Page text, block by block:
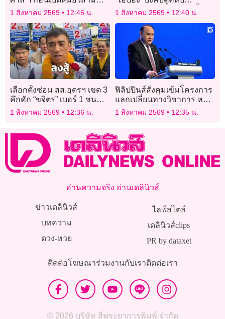
ถก พ.ร.ก.กู้เงิน 4 แสนล้าน
1 สิงหาคม 2569 12:46 น.
ฆาตกรรม-ขุดหลุมขู่ฝังทั้ง
1 สิงหาคม 2569 12:40 น.
เลือกตั้งซ่อม สส.อุดรฯ เขต 3
คึกคัก “ขจิตร” เบอร์ 1 ชน
“ลูกเขยหรั่ง” ภูมิใจไทย เบอร์
1 สิงหาคม 2569 12:36 น.
ฟิลิปปินส์สั่งคุมเข้มโครงการ
แลกเปลี่ยนทางวิชาการ หวั่น
เชื่อมโยงอิทธิพลจีน
1 สิงหาคม 2569 12:35 น.
อ่านความจริง อ่านเดลินิวส์
ข่าวเดลินิวส์
บทความ
ดวง-หวย
ไลฟ์สไตล์
เดลินิวส์clips
PR by dataxet
ติดต่อโฆษณาร่วมงานกับเราติดต่อเรา
© 2026 บริษัท สี่พระยาการพิมพ์ จำกัด